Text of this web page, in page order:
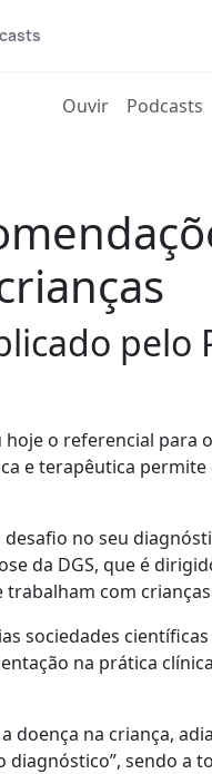
Ouvir(current)
Podcasts
pelo
hoje o referencial
e terapêutica
no seu
da DGS, que é
com
sociedades
na prática
doença na criança,
sendo